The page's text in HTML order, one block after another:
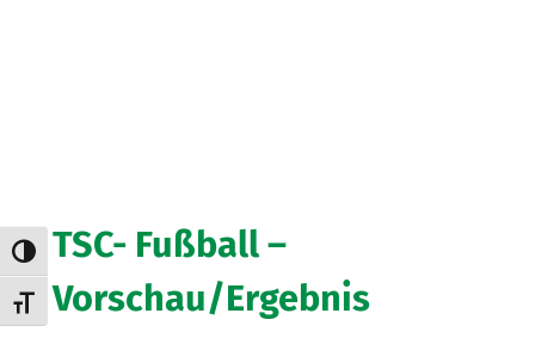
Umschalten auf hohe Kontraste
Schrift vergrößern
TSC- Fußball –
Vorschau/Ergebnis